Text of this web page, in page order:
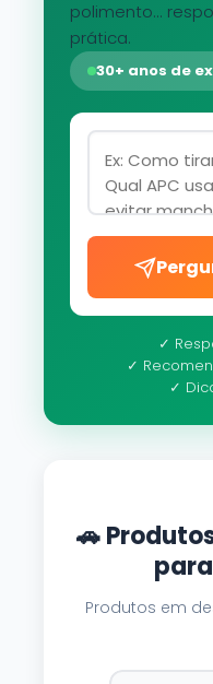
polimento...
prática.
30+ anos de
✓
✓
✓
🚗
Produtos em